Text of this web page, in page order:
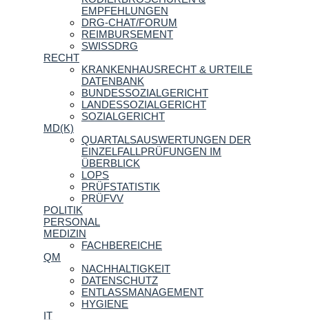
EMPFEHLUNGEN
DRG-CHAT/FORUM
REIMBURSEMENT
SWISSDRG
RECHT
KRANKENHAUSRECHT & URTEILE
DATENBANK
BUNDESSOZIALGERICHT
LANDESSOZIALGERICHT
SOZIALGERICHT
MD(K)
QUARTALSAUSWERTUNGEN DER
EINZELFALLPRÜFUNGEN IM
ÜBERBLICK
LOPS
PRÜFSTATISTIK
PRÜFVV
POLITIK
PERSONAL
MEDIZIN
FACHBEREICHE
QM
NACHHALTIGKEIT
DATENSCHUTZ
ENTLASSMANAGEMENT
HYGIENE
IT